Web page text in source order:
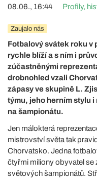
08.06., 16:44 Profily,
Zaujalo nás
Fotbalový svátek roku v
rychle blíží a s ním i
zúčastněnými
drobnohled vzali
zápasy ve skupině L.
týmu, jeho herním stylu
na šampionátu.
Jen málokterá
mistrovství světa tak
Chorvatsko. Jedna
čtyřmi miliony obyvatel se
světových šampionátů.